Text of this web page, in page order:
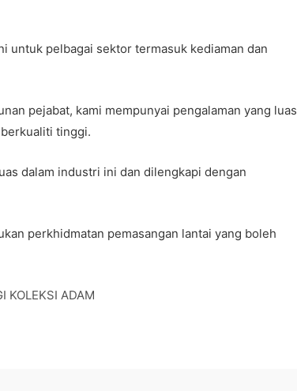
untuk pelbagai sektor termasuk kediaman dan
pejabat, kami mempunyai pengalaman yang luas
tinggi.
dalam industri ini dan dilengkapi dengan
perkhidmatan pemasangan lantai yang boleh
KOLEKSI ADAM